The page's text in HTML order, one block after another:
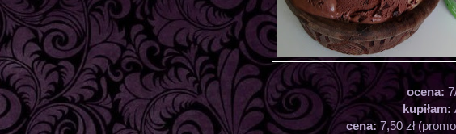
ocena:
kupiłam:
cena: 7,50 zł